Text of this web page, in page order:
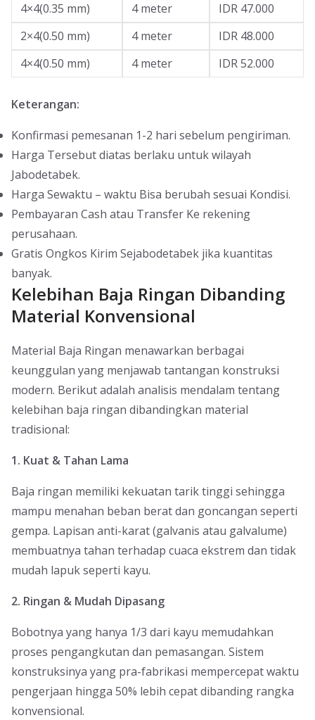
4×4(0.35 mm)
4 meter
IDR 47.000
2×4(0.50 mm)
4 meter
IDR 48.000
4×4(0.50 mm)
4 meter IDR 52.000
Keterangan:
Konfirmasi pemesanan 1-2 hari sebelum pengiriman.
Harga Tersebut diatas berlaku untuk wilayah
Jabodetabek.
Harga Sewaktu – waktu Bisa berubah sesuai Kondisi.
Pembayaran Cash atau Transfer Ke rekening
perusahaan.
Gratis Ongkos Kirim Sejabodetabek jika kuantitas
banyak.
Kelebihan Baja Ringan Dibanding
Material Konvensional
Material Baja Ringan menawarkan berbagai
keunggulan yang menjawab tantangan konstruksi
modern. Berikut adalah analisis mendalam tentang
kelebihan baja ringan dibandingkan material
tradisional:
1. Kuat & Tahan Lama
Baja ringan memiliki kekuatan tarik tinggi sehingga
mampu menahan beban berat dan goncangan seperti
gempa. Lapisan anti-karat (galvanis atau galvalume)
membuatnya tahan terhadap cuaca ekstrem dan tidak
mudah lapuk seperti kayu.
2. Ringan & Mudah Dipasang
Bobotnya yang hanya 1/3 dari kayu memudahkan
proses pengangkutan dan pemasangan. Sistem
konstruksinya yang pra-fabrikasi mempercepat waktu
pengerjaan hingga 50% lebih cepat dibanding rangka
konvensional.